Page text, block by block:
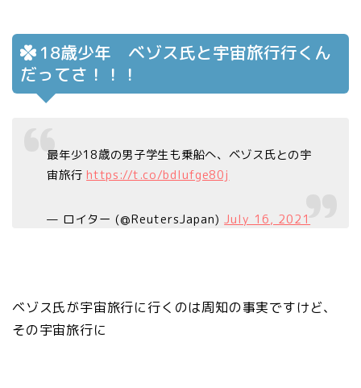
18歳少年 ベゾス氏と宇宙旅行行くん
だってさ！！！
最年少18歳の男子学生も乗船へ、ベゾス氏との宇
宙旅行 https://t.co/bdIufge80j
— ロイター (@ReutersJapan)July 16, 2021
ベゾス氏が宇宙旅行に行くのは周知の事実ですけど、
その宇宙旅行に